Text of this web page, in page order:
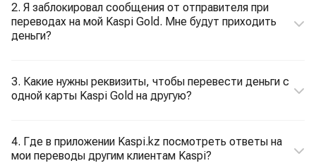
2. Я заблокировал сообщения от отправителя при
переводах на мой Kaspi Gold. Мне будут приходить
деньги?
3. Какие нужны реквизиты, чтобы перевести деньги c
одной карты Kaspi Gold на другую?
4. Где в приложении Kaspi.kz посмотреть ответы на
мои переводы другим клиентам Kaspi?